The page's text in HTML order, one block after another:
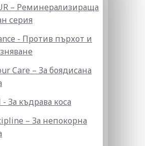
– Реминерализираща
серия
- Против пърхот и
Care – За боядисана
За къдрава коса
– За непокорна